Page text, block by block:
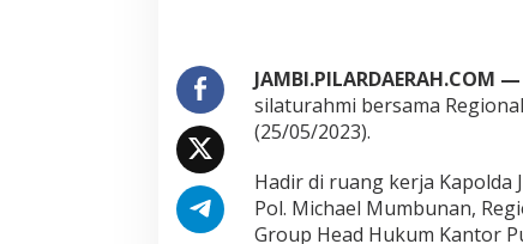
i
S
i
l
t
u
JAMBI.PILARDAERAH.COM —
silaturahmi bersama
(25/05/2023).
Hadir di ruang kerja Kapolda
Pol. Michael Mumbunan,
Group Head Hukum Kantor